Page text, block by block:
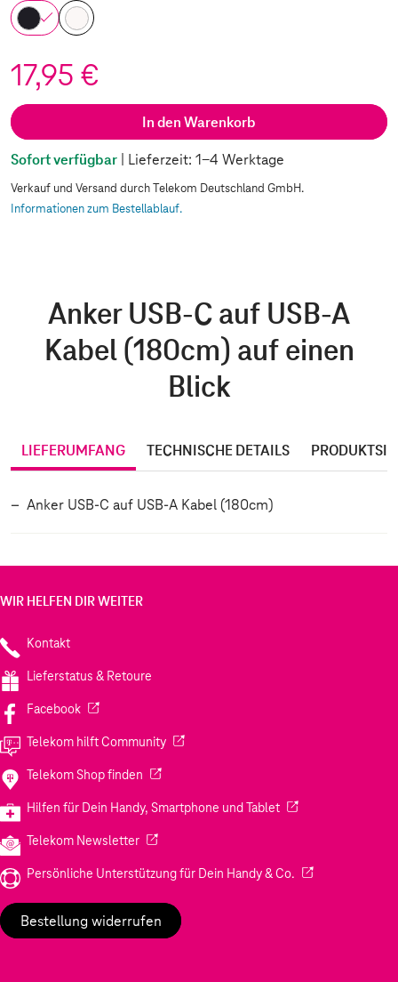
17,95 €
In den Warenkorb
Sofort verfügbar | Lieferzeit: 1-4 Werktage
Verkauf und Versand durch Telekom Deutschland GmbH.
Informationen zum Bestellablauf.
Anker USB-C auf USB-A
Kabel (180cm) auf einen
Blick
LIEFERUMFANG TECHNISCHE DETAILS
Anker USB-C auf USB-A Kabel (180cm)
WIR HELFEN DIR WEITER
Kontakt
Lieferstatus & Retoure
Facebook(Wird in einem neuen Tab geöffnet)
Telekom hilft Community(Wird in einem neuen Tab geöffnet)
Telekom Shop finden (Wird in einem neuen Tab geöffnet)
Hilfen für Dein Handy, Smartphone und Tablet(Wird in einem
Telekom Newsletter(Wird in einem neuen Tab geöffnet)
Persönliche Unterstützung für Dein Handy & Co. (Wird in einem
Bestellung widerrufen